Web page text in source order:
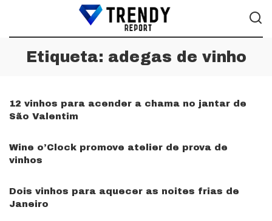
Etiqueta: adegas de vinho
12 vinhos para acender a chama no jantar de
São Valentim
Wine o’Clock promove atelier de prova de
vinhos
Dois vinhos para aquecer as noites frias de
Janeiro